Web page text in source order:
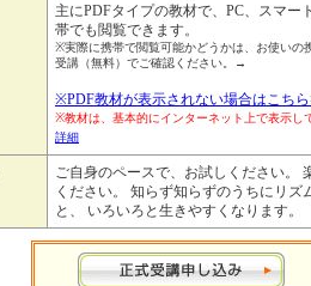
主にPDFタイプの教材で、PC、スマー
帯でも閲覧できます。
※実際に携帯で閲覧可能かどうかは、お使いの
受講（無料）でご確認ください。→
※PDF教材が表示されない場合はこち
※教材は、基本的にインターネット上で表示
詳細
ご自身のペースで、お試しください。
ください。 知らず知らずのうちにリズ
と、 いろいろと生きやすくなります。